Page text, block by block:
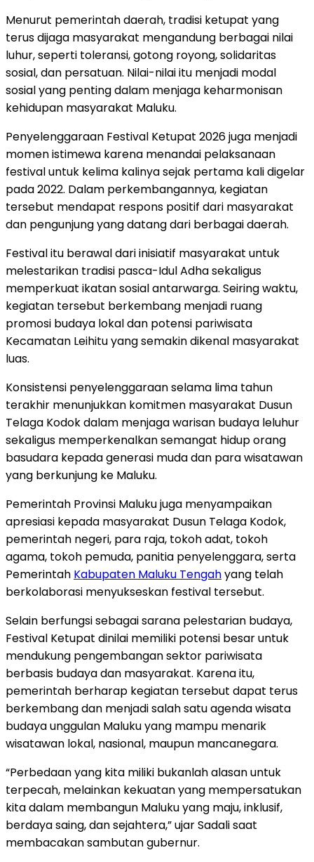
Menurut pemerintah daerah, tradisi ketupat yang
terus dijaga masyarakat mengandung berbagai nilai
luhur, seperti toleransi, gotong royong, solidaritas
sosial, dan persatuan. Nilai-nilai itu menjadi modal
sosial yang penting dalam menjaga keharmonisan
kehidupan masyarakat Maluku.
Penyelenggaraan Festival Ketupat 2026 juga menjadi
momen istimewa karena menandai pelaksanaan
festival untuk kelima kalinya sejak pertama kali digelar
pada 2022. Dalam perkembangannya, kegiatan
tersebut mendapat respons positif dari masyarakat
dan pengunjung yang datang dari berbagai daerah.
Festival itu berawal dari inisiatif masyarakat untuk
melestarikan tradisi pasca-Idul Adha sekaligus
memperkuat ikatan sosial antarwarga. Seiring waktu,
kegiatan tersebut berkembang menjadi ruang
promosi budaya lokal dan potensi pariwisata
Kecamatan Leihitu yang semakin dikenal masyarakat
luas.
Konsistensi penyelenggaraan selama lima tahun
terakhir menunjukkan komitmen masyarakat Dusun
Telaga Kodok dalam menjaga warisan budaya leluhur
sekaligus memperkenalkan semangat hidup orang
basudara kepada generasi muda dan para wisatawan
yang berkunjung ke Maluku.
Pemerintah Provinsi Maluku juga menyampaikan
apresiasi kepada masyarakat Dusun Telaga Kodok,
pemerintah negeri, para raja, tokoh adat, tokoh
agama, tokoh pemuda, panitia penyelenggara, serta
Pemerintah Kabupaten Maluku Tengahyang telah
berkolaborasi menyukseskan festival tersebut.
Selain berfungsi sebagai sarana pelestarian budaya,
Festival Ketupat dinilai memiliki potensi besar untuk
mendukung pengembangan sektor pariwisata
berbasis budaya dan masyarakat. Karena itu,
pemerintah berharap kegiatan tersebut dapat terus
berkembang dan menjadi salah satu agenda wisata
budaya unggulan Maluku yang mampu menarik
wisatawan lokal, nasional, maupun mancanegara.
“Perbedaan yang kita miliki bukanlah alasan untuk
terpecah, melainkan kekuatan yang mempersatukan
kita dalam membangun Maluku yang maju, inklusif,
berdaya saing, dan sejahtera,” ujar Sadali saat
membacakan sambutan gubernur.